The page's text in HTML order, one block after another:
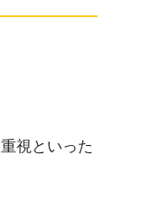
視といった